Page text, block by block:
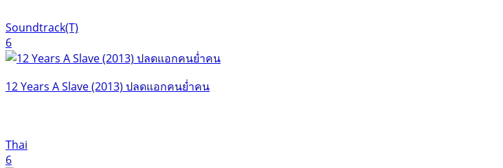
Soundtrack(T)
6
12 Years A Slave (2013) ปลดแอกคนย่ำคน
Thai
6